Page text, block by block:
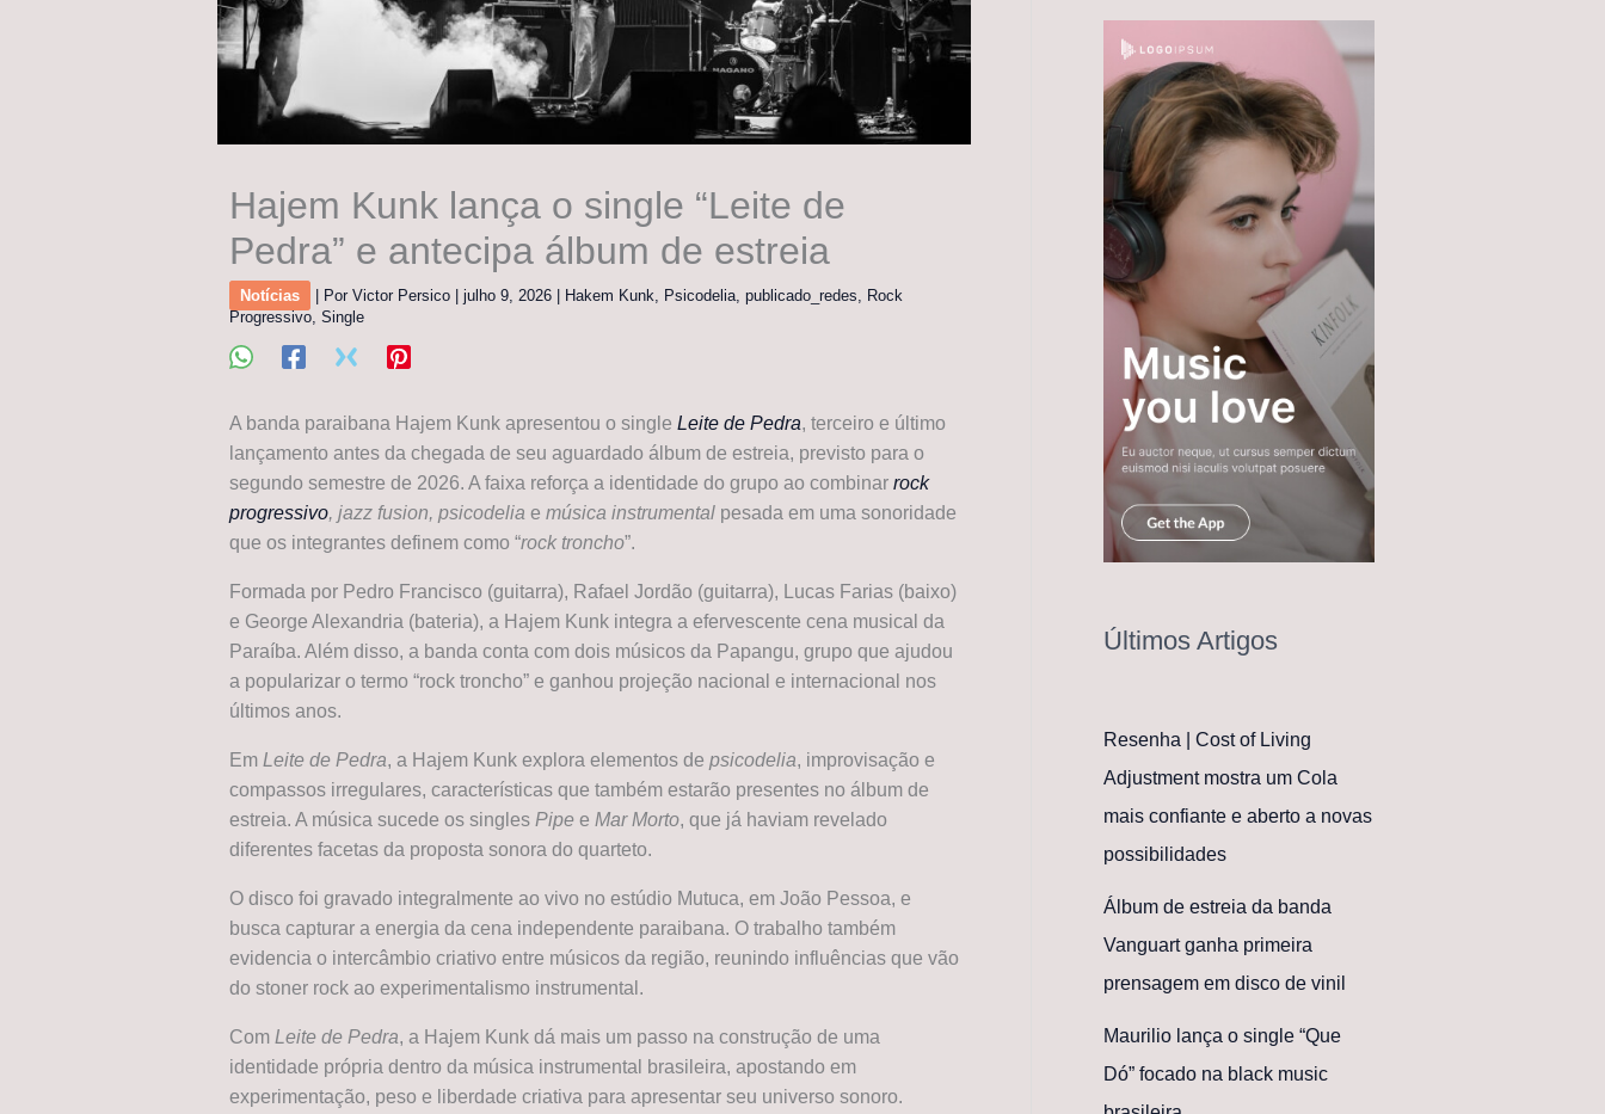
Hajem Kunk lança o single “Leite de
Pedra” e antecipa álbum de estreia
Notícias | Por Victor Persico julho 9, 2026 Hakem Kunk Psicodelia publicado_redes
Rock
Progressivo Single
A banda paraibana Hajem Kunk apresentou o single Leite de Pedra, terceiro e último
lançamento antes da chegada de seu aguardado álbum de estreia, previsto para o
segundo semestre de 2026. A faixa reforça a identidade do grupo ao combinar rock
progressivo, jazz fusion, psicodelia e música instrumental pesada em uma sonoridade
que os integrantes definem como “rock troncho”.
Formada por Pedro Francisco (guitarra), Rafael Jordão (guitarra), Lucas Farias (baixo)
e George Alexandria (bateria), a Hajem Kunk integra a efervescente cena musical da
Paraíba. Além disso, a banda conta com dois músicos da Papangu, grupo que ajudou
a popularizar o termo “rock troncho” e ganhou projeção nacional e internacional nos
últimos anos.
Em Leite de Pedra, a Hajem Kunk explora elementos de psicodelia, improvisação e
compassos irregulares, características que também estarão presentes no álbum de
estreia. A música sucede os singles Pipe e Mar Morto, que já haviam revelado
diferentes facetas da proposta sonora do quarteto.
O disco foi gravado integralmente ao vivo no estúdio Mutuca, em João Pessoa, e
busca capturar a energia da cena independente paraibana. O trabalho também
evidencia o intercâmbio criativo entre músicos da região, reunindo influências que vão
do stoner rock ao experimentalismo instrumental.
Com Leite de Pedra, a Hajem Kunk dá mais um passo na construção de uma
identidade própria dentro da música instrumental brasileira, apostando em
experimentação, peso e liberdade criativa para apresentar seu universo sonoro.
Últimos Artigos
Resenha | Cost of Living
Adjustment mostra um Cola
mais confiante e aberto a novas
possibilidades
Álbum de estreia da banda
Vanguart ganha primeira
prensagem em disco de vinil
Maurilio lança o single “Que
Dó” focado na black music